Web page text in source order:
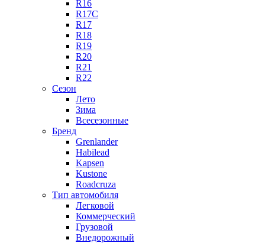
R16
R17C
R17
R18
R19
R20
R21
R22
Сезон
Лето
Зима
Всесезонные
Бренд
Grenlander
Habilead
Kapsen
Kustone
Roadcruza
Тип автомобиля
Легковой
Коммерческий
Грузовой
Внедорожный